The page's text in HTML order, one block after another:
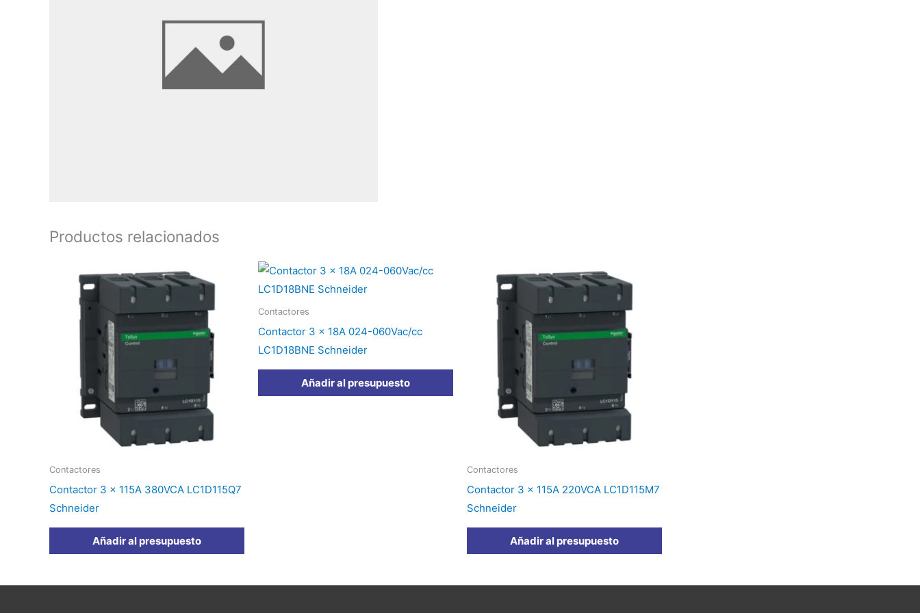
Productos relacionados
Contactores
Contactor 3 x 115A 380VCA LC1D115Q7
Schneider
Añadir al presupuesto
Contactores
Contactor 3 x 18A 024-060Vac/cc
LC1D18BNE Schneider
Añadir al presupuesto
Contactores
Contactor 3 x 115A 220VCA LC1D115M7
Schneider
Añadir al presupuesto